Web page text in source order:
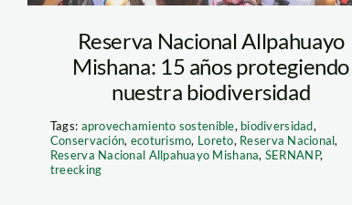
Reserva Nacional Allpahuayo
Mishana: 15 años protegiendo
nuestra biodiversidad
Tags: aprovechamiento sostenible, biodiversidad,
Conservación, ecoturismo, Loreto, Reserva Nacional,
Reserva Nacional Allpahuayo Mishana, SERNANP,
treecking